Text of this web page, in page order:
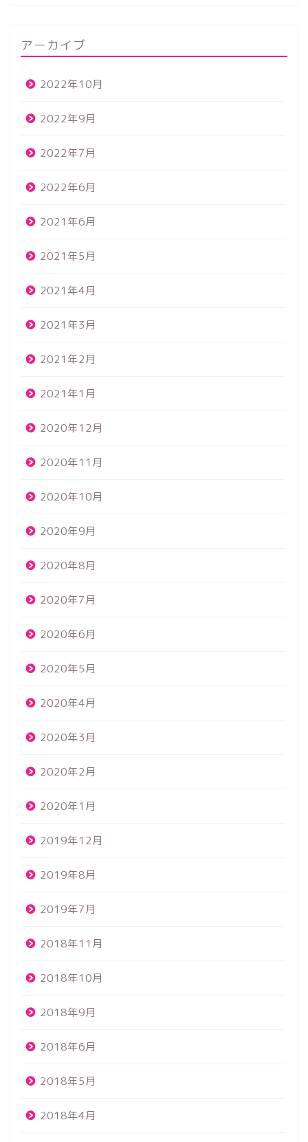
アーカイブ
2022年10月
2022年9月
2022年7月
2022年6月
2021年6月
2021年5月
2021年4月
2021年3月
2021年2月
2021年1月
2020年12月
2020年11月
2020年10月
2020年9月
2020年8月
2020年7月
2020年6月
2020年5月
2020年4月
2020年3月
2020年2月
2020年1月
2019年12月
2019年8月
2019年7月
2018年11月
2018年10月
2018年9月
2018年6月
2018年5月
2018年4月